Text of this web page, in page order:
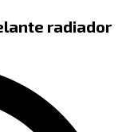
radiador